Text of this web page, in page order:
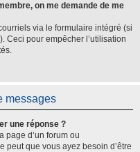
on me demande de me
via le formulaire intégré (si
Ceci pour empêcher l’utilisation
messages
une réponse ?
page d’un forum ou
peut que vous ayez besoin d’être